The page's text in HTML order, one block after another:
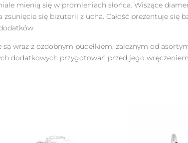
mienią się w promieniach słońca. Wiszące
się biżuterii z ucha. Całość prezentuje się
wraz z ozdobnym pudełkiem, zależnym od
dodatkowych przygotowań przed jego